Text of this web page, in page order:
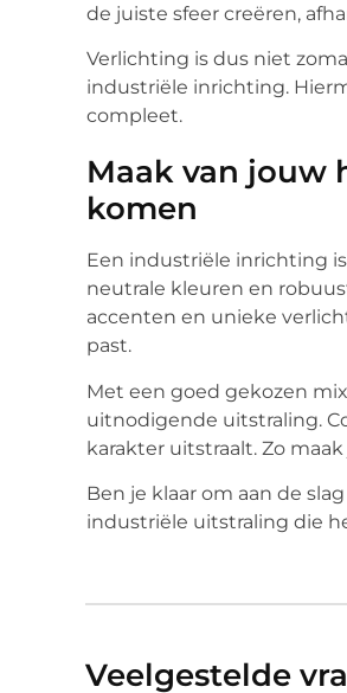
de juiste sfeer creëren,
Verlichting is dus niet
industriële inrichting.
compleet.
Maak van jouw
komen
Een industriële inrichting
neutrale kleuren en
accenten en unieke
past.
Met een goed gekozen
uitnodigende uitstraling.
karakter uitstraalt. Zo
Ben je klaar om aan de
industriële uitstraling die
Veelgestelde